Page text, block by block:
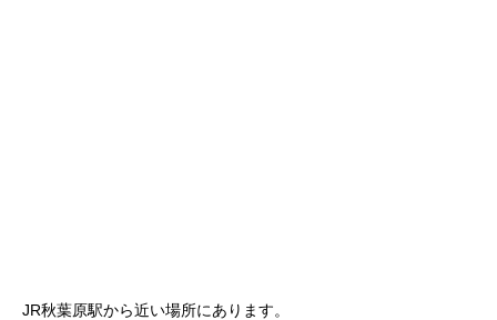
JR秋葉原駅から近い場所にあります。